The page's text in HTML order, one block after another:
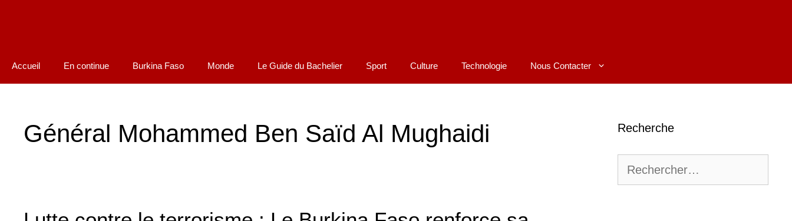
Accueil En continue Burkina Faso Monde Le Guide du Bachelier Sport Culture Technologie Nous Contacter
Général Mohammed Ben Saïd Al Mughaidi Recherche